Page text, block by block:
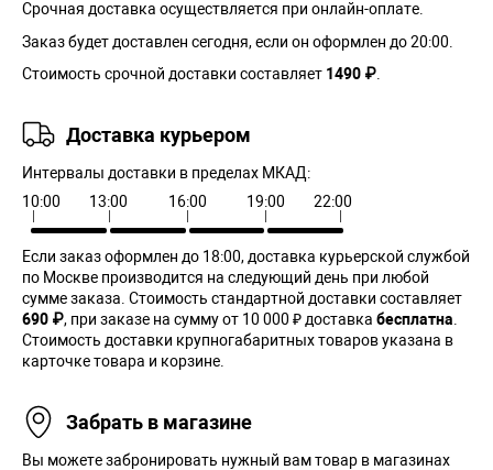
Срочная доставка осуществляется при онлайн-оплате.
Заказ будет доставлен сегодня, если он оформлен до 20:00.
Стоимость срочной доставки составляет 1490 ₽
Доставка курьером
Интервалы доставки в пределах МКАД:
10:00
13:00 16:00 19:00 22:00
Если заказ оформлен до 18:00, доставка курьерской службой
по Москве производится на следующий день при любой
сумме заказа. Cтоимость стандартной доставки составляет
690 ₽, при заказе на сумму от 10 000 ₽ доставка бесплатна
Стоимость доставки крупногабаритных товаров указана в
карточке товара и корзине.
Забрать в магазине
Вы можете забронировать нужный вам товар в магазинах